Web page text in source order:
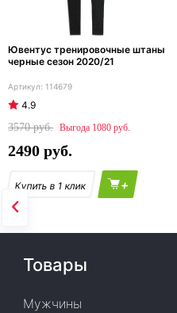
Ювентус тренировочные штаны
черные сезон 2020/21
114679
4.9
3570
1080
2490
+
Товары
Мужчины